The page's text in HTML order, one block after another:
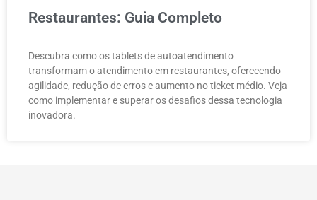
Restaurantes: Guia Completo
Descubra como os tablets de autoatendimento
transformam o atendimento em restaurantes, oferecendo
agilidade, redução de erros e aumento no ticket médio. Veja
como implementar e superar os desafios dessa tecnologia
inovadora.